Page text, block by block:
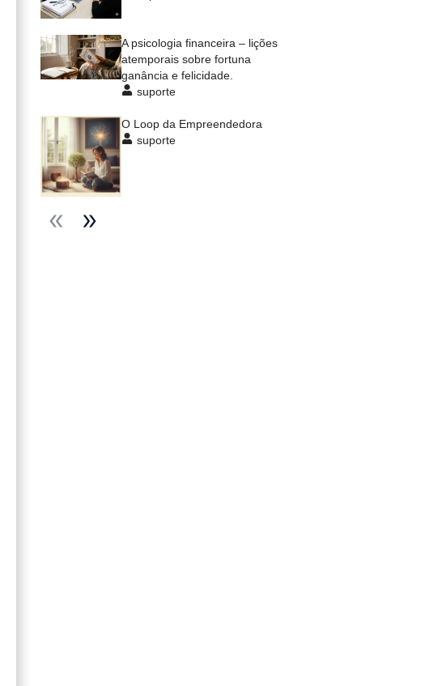
A psicologia financeira – lições
atemporais sobre fortuna
ganância e felicidade.
suporte
O Loop da Empreendedora
suporte